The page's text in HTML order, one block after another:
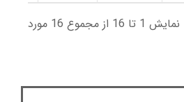
نمایش 1 تا 16 از مجموع 16 مورد